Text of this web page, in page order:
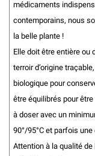
médicaments
contemporains, nous
la belle plante !
Elle doit être entière ou
terroir d’origine
biologique pour
être équilibrés pour
à doser avec un
90°/95°C et parfois
Attention à la qualité de